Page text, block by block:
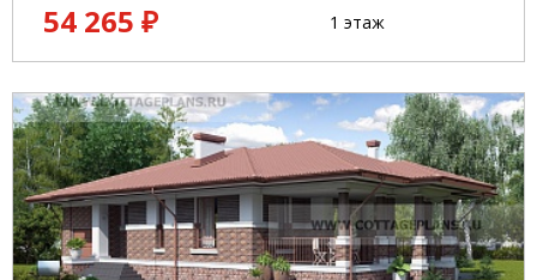
54 265 ₽
1 этаж